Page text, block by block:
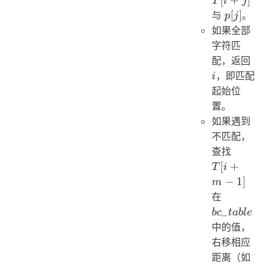
与p[j]
p[j]。
如果全部
字符匹
配，返回
i，即匹配
起始位
置。
如果遇到
不匹配，
查找
+
m
1]
T [i +
m − 1]
在
bc table
中的值，
右移相应
距离（如